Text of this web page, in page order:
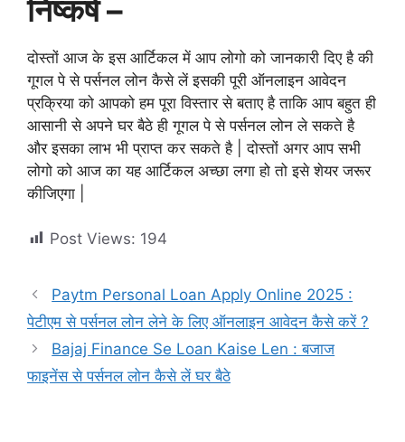
निष्कर्ष –
दोस्तों आज के इस आर्टिकल में आप लोगो को जानकारी दिए है की
गूगल पे से पर्सनल लोन कैसे लें इसकी पूरी ऑनलाइन आवेदन
प्रक्रिया को आपको हम पूरा विस्तार से बताए है ताकि आप बहुत ही
आसानी से अपने घर बैठे ही गूगल पे से पर्सनल लोन ले सकते है
और इसका लाभ भी प्राप्त कर सकते है | दोस्तों अगर आप सभी
लोगो को आज का यह आर्टिकल अच्छा लगा हो तो इसे शेयर जरूर
कीजिएगा |
Post Views: 194
Paytm Personal Loan Apply Online 2025 :
पेटीएम से पर्सनल लोन लेने के लिए ऑनलाइन आवेदन कैसे करें ?
Bajaj Finance Se Loan Kaise Len : बजाज
फाइनेंस से पर्सनल लोन कैसे लें घर बैठे